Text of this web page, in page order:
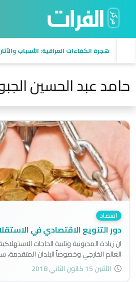
هجرة الكفاءات العراقية: الأسباب والآثار
حامد عبد الحسين
اقتصاد
دور التنويع الاقتصادي في
ان زيادة المديونية وتلبية الحاجات
العالم الخارجي وخصوصاً البلدان
اقتصادات هذه البلدان بشكل أكبر، على حساب
النامية..
الأثنين 15 كانون الثاني 2018